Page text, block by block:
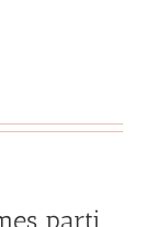
parti